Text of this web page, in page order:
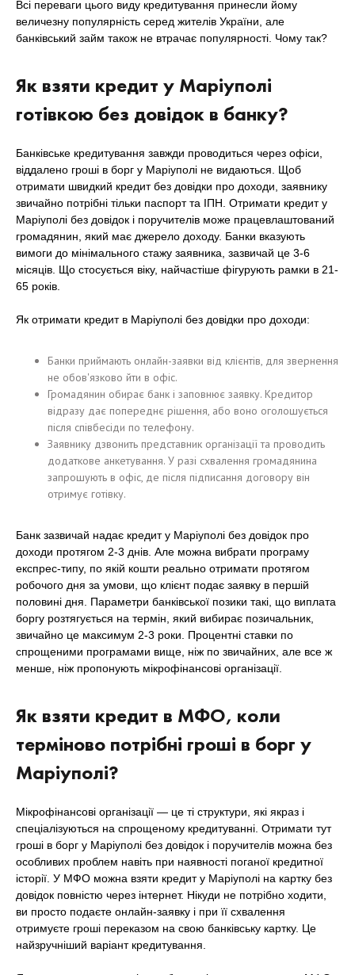
Всі переваги цього виду кредитування принесли йому
величезну популярність серед жителів України, але
банківський займ також не втрачає популярності. Чому так?
Як взяти кредит у Маріуполі
готівкою без довідок в банку?
Банківське кредитування завжди проводиться через офіси,
віддалено гроші в борг у Маріуполі не видаються. Щоб
отримати швидкий кредит без довідки про доходи, заявнику
звичайно потрібні тільки паспорт та ІПН. Отримати кредит у
Маріуполі без довідок і поручителів може працевлаштований
громадянин, який має джерело доходу. Банки вказують
вимоги до мінімального стажу заявника, зазвичай це 3-6
місяців. Що стосується віку, найчастіше фігурують рамки в 21-
65 років.
Як отримати кредит в Маріуполі без довідки про доходи:
Банки приймають онлайн-заявки від клієнтів, для звернення
не обов'язково йти в офіс.
Громадянин обирає банк і заповнює заявку. Кредитор
відразу дає попереднє рішення, або воно оголошується
після співбесіди по телефону.
Заявнику дзвонить представник організації та проводить
додаткове анкетування. У разі схвалення громадянина
запрошують в офіс, де після підписання договору він
отримує готівку.
Банк зазвичай надає кредит у Маріуполі без довідок про
доходи протягом 2-3 днів. Але можна вибрати програму
експрес-типу, по якій кошти реально отримати протягом
робочого дня за умови, що клієнт подає заявку в першій
половині дня. Параметри банківської позики такі, що виплата
боргу розтягується на термін, який вибирає позичальник,
звичайно це максимум 2-3 роки. Процентні ставки по
спрощеними програмами вище, ніж по звичайних, але все ж
менше, ніж пропонують мікрофінансові організації.
Як взяти кредит в МФО, коли
терміново потрібні гроші в борг у
Маріуполі?
Мікрофінансові організації — це ті структури, які якраз і
спеціалізуються на спрощеному кредитуванні. Отримати тут
гроші в борг у Маріуполі без довідок і поручителів можна без
особливих проблем навіть при наявності поганої кредитної
історії. У МФО можна взяти кредит у Маріуполі на картку без
довідок повністю через інтернет. Нікуди не потрібно ходити,
ви просто подаєте онлайн-заявку і при її схвалення
отримуєте гроші переказом на свою банківську картку. Це
найзручніший варіант кредитування.